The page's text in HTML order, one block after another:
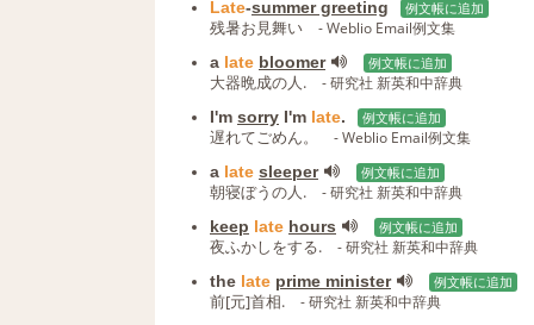
Late-summer greeting 例文帳に追加
残暑お見舞い - Weblio Email例文集
a late bloomer 例文帳に追加
大器晩成の人. - 研究社 新英和中辞典
I'm sorry I'm late. 例文帳に追加
遅れてごめん。 - Weblio Email例文集
a late sleeper 例文帳に追加
朝寝ぼうの人. - 研究社 新英和中辞典
keep late hours 例文帳に追加
夜ふかしをする. - 研究社 新英和中辞典
the late prime minister 例文帳に追加
前[元]首相. - 研究社 新英和中辞典